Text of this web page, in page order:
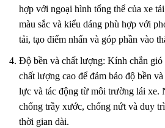
hợp với ngoại hình tổng thể của xe
màu sắc và kiểu dáng phù hợp với
tải, tạo điểm nhấn và góp phần vào
Độ bền và chất lượng: Kính chắn gió
chất lượng cao để đảm bảo độ bền
lực và tác động từ môi trường lái xe.
chống trầy xước, chống nứt và duy
thời gian dài.